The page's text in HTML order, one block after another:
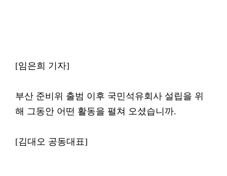
[임은희 기자]
부산 준비위 출범 이후 국민석유회사 설립을 위
해 그동안 어떤 활동을 펼쳐 오셨습니까.
[김대오 공동대표]